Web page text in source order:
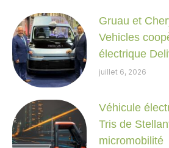
Gruau et
Vehicles
électrique
juillet 6, 2026
Véhicule
Tris de
micromobilité